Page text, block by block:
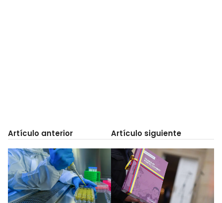
Artículo anterior Artículo siguiente